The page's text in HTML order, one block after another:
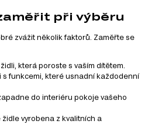
při výběru
zvážit několik faktorů. Zaměřte se
která poroste s vaším dítětem.
s funkcemi, které usnadní každodenní
do interiéru pokoje vašeho
vyrobena z kvalitních a